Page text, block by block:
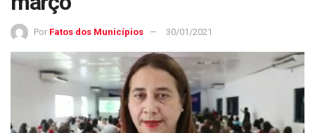
Por Fatos dos Municípios 30/01/2021